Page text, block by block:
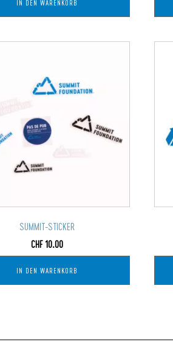
IN DEN WARENKORB
SUMMIT-STICKER
CHF10.00
IN DEN WARENKORB